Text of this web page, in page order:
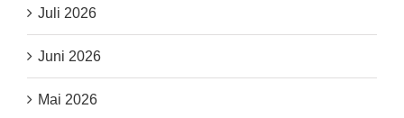
Juli 2026
Juni 2026
Mai 2026